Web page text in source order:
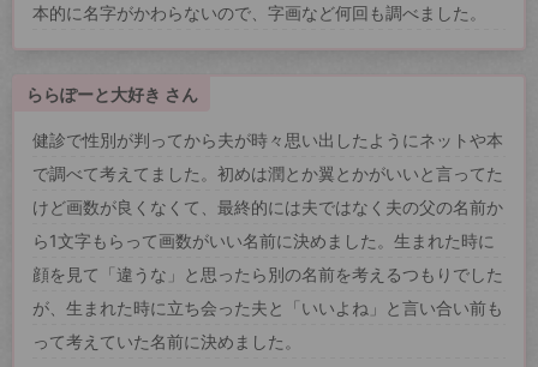
本的に名字がかわらないので、字画など何回も調べました。
ららぽーと大好き さん
健診で性別が判ってから夫が時々思い出したようにネットや本
で調べて考えてました。初めは潤とか翼とかがいいと言ってた
けど画数が良くなくて、最終的には夫ではなく夫の父の名前か
ら1文字もらって画数がいい名前に決めました。生まれた時に
顔を見て「違うな」と思ったら別の名前を考えるつもりでした
が、生まれた時に立ち会った夫と「いいよね」と言い合い前も
って考えていた名前に決めました。